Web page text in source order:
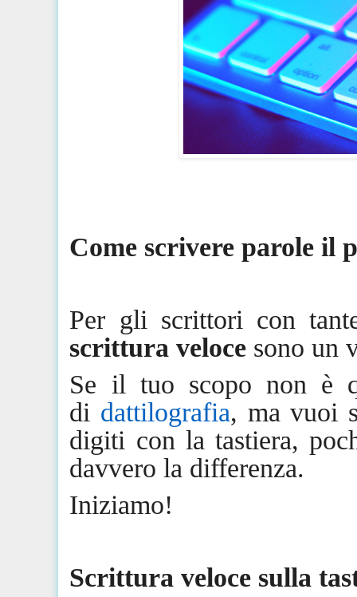
Come scrivere parole il
Per gli scrittori con
scrittura veloce sono un
Se il tuo scopo non è
di dattilografia, ma vuoi
digiti con la tastiera,
davvero la differenza.
Iniziamo!
Scrittura veloce sulla